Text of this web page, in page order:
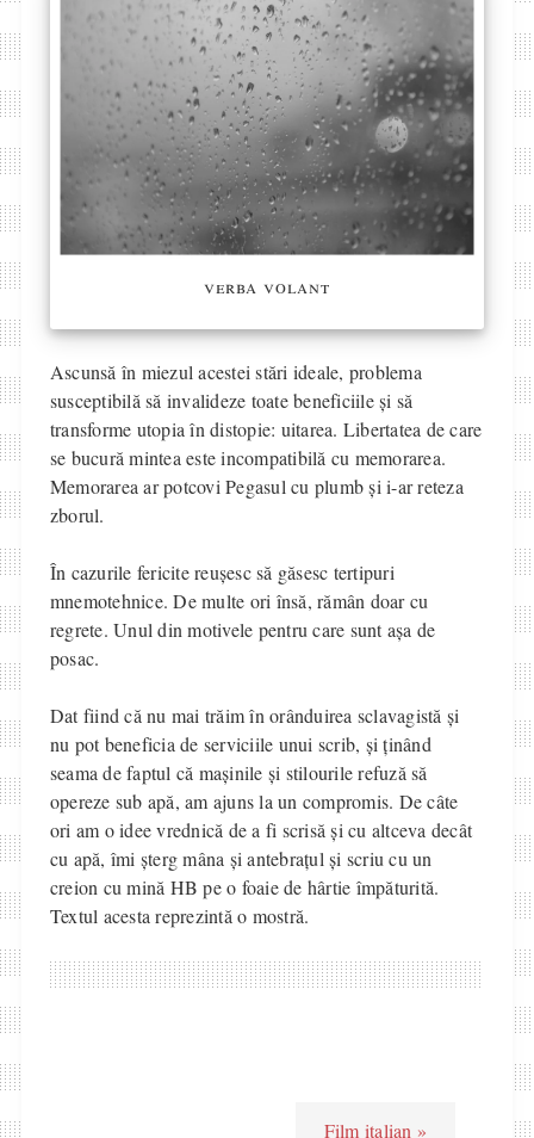
verba volant
Ascunsă în miezul acestei stări ideale, problema
susceptibilă să invalideze toate beneficiile și să
transforme utopia în distopie: uitarea. Libertatea de care
se bucură mintea este incompatibilă cu memorarea.
Memorarea ar potcovi Pegasul cu plumb și i-ar reteza
zborul.
În cazurile fericite reușesc să găsesc tertipuri
mnemotehnice. De multe ori însă, rămân doar cu
regrete. Unul din motivele pentru care sunt așa de
posac.
Dat fiind că nu mai trăim în orânduirea sclavagistă și
nu pot beneficia de serviciile unui scrib, și ținând
seama de faptul că mașinile și stilourile refuză să
opereze sub apă, am ajuns la un compromis. De câte
ori am o idee vrednică de a fi scrisă și cu altceva decât
cu apă, îmi șterg mâna și antebrațul și scriu cu un
creion cu mină HB pe o foaie de hârtie împăturită.
Textul acesta reprezintă o mostră.
Film italian »